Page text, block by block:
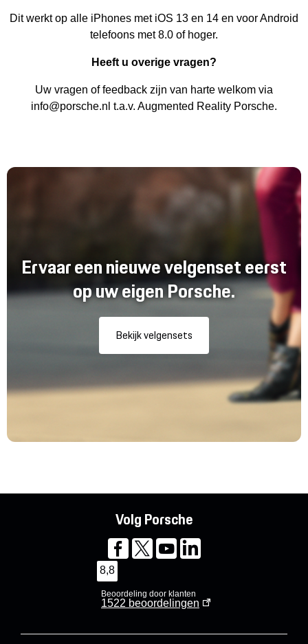
Dit werkt op alle iPhones met iOS 13 en 14 en voor Android
telefoons met 8.0 of hoger.
Heeft u overige vragen?
Uw vragen of feedback zijn van harte welkom via
info@porsche.nl t.a.v. Augmented Reality Porsche.
Ervaar een nieuwe velgenset eerst
op uw eigen Porsche.
Bekijk velgensets
Volg Porsche
8,8
Beoordeling door klanten
1522 beoordelingen